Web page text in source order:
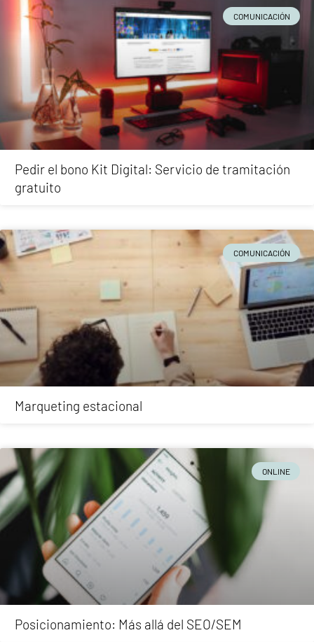
COMUNICACIÓN
Pedir el bono Kit Digital: Servicio de tramitación
gratuito
COMUNICACIÓN
Marqueting estacional
ONLINE
Posicionamiento: Más allá del SEO/SEM